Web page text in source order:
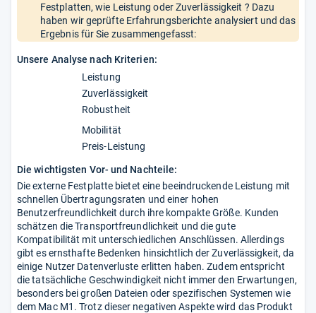
Festplatten, wie Leistung oder Zuverlässigkeit ? Dazu
haben wir geprüfte Erfahrungsberichte analysiert und das
Ergebnis für Sie zusammengefasst:
Unsere Analyse nach Kriterien:
Leistung
Zuverlässigkeit
Robustheit
Mobilität
Preis-Leistung
Die wichtigsten Vor- und Nachteile:
Die externe Festplatte bietet eine beeindruckende Leistung mit
schnellen Übertragungsraten und einer hohen
Benutzerfreundlichkeit durch ihre kompakte Größe. Kunden
schätzen die Transportfreundlichkeit und die gute
Kompatibilität mit unterschiedlichen Anschlüssen. Allerdings
gibt es ernsthafte Bedenken hinsichtlich der Zuverlässigkeit, da
einige Nutzer Datenverluste erlitten haben. Zudem entspricht
die tatsächliche Geschwindigkeit nicht immer den Erwartungen,
besonders bei großen Dateien oder spezifischen Systemen wie
dem Mac M1. Trotz dieser negativen Aspekte wird das Produkt